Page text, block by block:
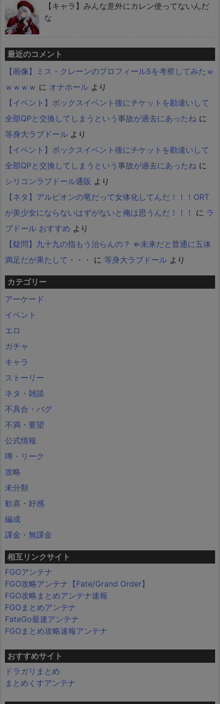
【キャラ】みんな意外にカレン使ってないんだ
な
最近のコメント
【画像】ミス・クレーンのプロフィール5を考察してみたｗ
ｗｗｗｗ に オナホール より
【イベント】ボックスイベント後にチケットを勘違いして
全部QPと交換してしまうという事故が過去にあったね に
等身大ラブドール より
【イベント】ボックスイベント後にチケットを勘違いして
全部QPと交換してしまうという事故が過去にあったね に
シリコンラブドール通販 より
【ネタ】アルビオンの竜だって女体化してんだ！！！ORT
が美少女にならないはずがないと俺は思うんだ！！！
に ラ
ブドール おすすめ より
【疑問】九十九の指もう治らんの？ ⇐未来だと普通に五体
満足だが果たして・・・ に 等身大ラブドール より
カテゴリー
アーケード
イベント
エロ
ガチャ
キャラ
ストーリー
ネタ・雑談
不具合・バグ
不満・要望
公式情報
噂・リーク
攻略
未分類
歓喜・好感
編成
課金・無課金
相互リンクサイト
FGOアンテナ
FGO攻略アンテナ【Fate/Grand Order】
FGO攻略まとめアンテナ速報
FGOまとめアンテナ
FateGo最速アンテナ
FGOまとめ攻略速報アンテナ
おすすめサイト
ドラガリまとめ
まとめくすアンテナ